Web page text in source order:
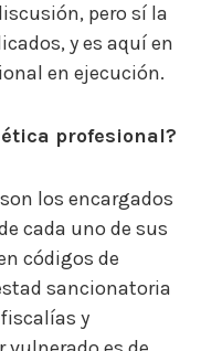
pero sí la
y es aquí en
en ejecución.
profesional?
los encargados
cada uno de sus
códigos de
sancionatoria
y